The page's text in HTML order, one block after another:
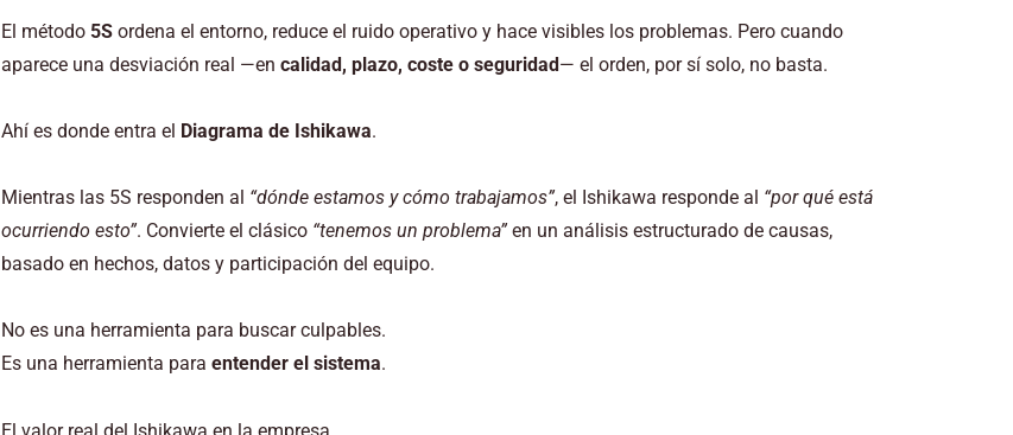
El método 5Sordena el entorno, reduce el ruido operativo y hace visibles los problemas. Pero cuando
aparece una desviación real —en calidad, plazo, coste o seguridad— el orden, por sí solo, no basta.
Ahí es donde entra el Diagrama de Ishikawa.
Mientras las 5S responden al “dónde estamos y cómo trabajamos”, el Ishikawa responde al “por qué está
ocurriendo esto”. Convierte el clásico “tenemos un problema”en un análisis estructurado de causas,
basado en hechos, datos y participación del equipo.
No es una herramienta para buscar culpables.
Es una herramienta para entender el sistema.